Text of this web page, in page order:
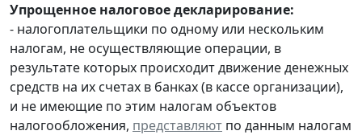
Упрощенное налоговое декларирование:
- налогоплательщики по одному или нескольким
налогам, не осуществляющие операции, в
результате которых происходит движение денежных
средств на их счетах в банках (в кассе организации),
и не имеющие по этим налогам объектов
налогообложения, представляют по данным налогам